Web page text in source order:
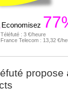
Economisez
: 3 €/heure
Telecom : 13,32 €/
propose